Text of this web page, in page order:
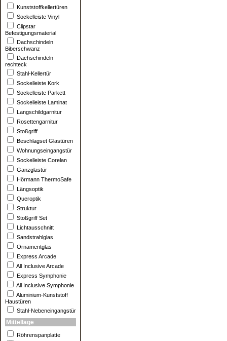
Kunststoffkellertüren
Sockelleiste Vinyl
Clipstar
Befestigungsmaterial
Dachschindeln
Biberschwanz
Dachschindeln
rechteck
Stahl-Kellertür
Sockelleiste Kork
Sockelleiste Parkett
Sockelleiste Laminat
Langschildgarnitur
Rosettengarnitur
Stoßgriff
Beschlagset Glastüren
Wohnungseingangstür
Sockelleiste Corelan
Ganzglastür
Hörmann ThermoSafe
Längsoptik
Queroptik
Struktur
Stoßgriff Set
Lichtausschnitt
Sandstrahlglas
Ornamentglas
Express Arcade
All Inclusive Arcade
Express Symphonie
All Inclusive Symphonie
Aluminium-Kunststoff
Haustüren
Stahl-Nebeneingangstür
Mittellage
Röhrenspanplatte